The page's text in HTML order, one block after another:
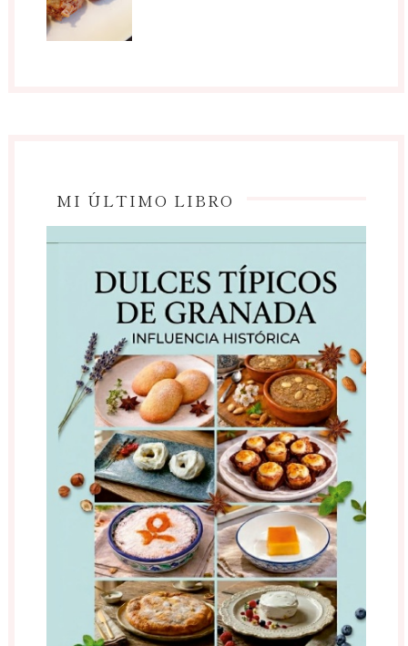
MI ÚLTIMO LIBRO